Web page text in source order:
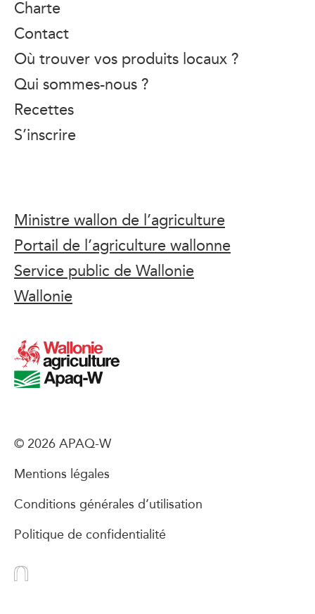
Charte
Contact
Où trouver vos produits locaux ?
Qui sommes-nous ?
Recettes
S’inscrire
Ministre wallon de l’agriculture
Portail de l’agriculture wallonne
Service public de Wallonie
Wallonie
© 2026 APAQ-W
Mentions légales
Conditions générales d’utilisation
Politique de confidentialité